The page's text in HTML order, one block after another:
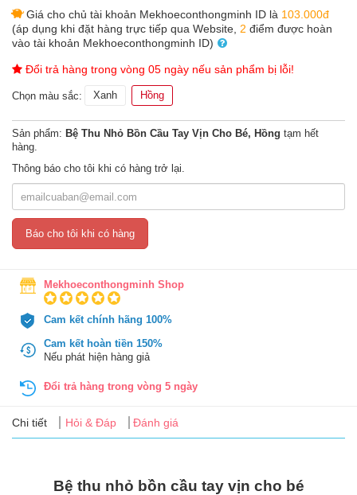
học
Dành
mẹ
Dành
bố
dùng
trong
nhà
Giá cho chủ tài khoản Mekhoeconthongminh ID là 103.000đ
(áp dụng khi đặt hàng trực tiếp qua Website, 2 điểm được hoàn
vào tài khoản Mekhoeconthongminh ID)
Đổi trả hàng trong vòng 05 ngày nếu sản phẩm bị lỗi!
Chọn màu sắc: Xanh Hồng
Sản phẩm: Bệ Thu Nhỏ Bồn Cầu Tay Vịn Cho Bé, Hồng tạm hết
hàng.
Thông báo cho tôi khi có hàng trở lại.
Báo cho tôi khi có hàng
Mekhoeconthongminh Shop
Cam kết chính hãng 100%
Cam kết hoàn tiền 150%
Nếu phát hiện hàng giả
Đổi trả hàng trong vòng 5 ngày
Chi tiết Hỏi & Đáp Đánh giá
Bệ thu nhỏ bồn cầu tay vịn cho bé